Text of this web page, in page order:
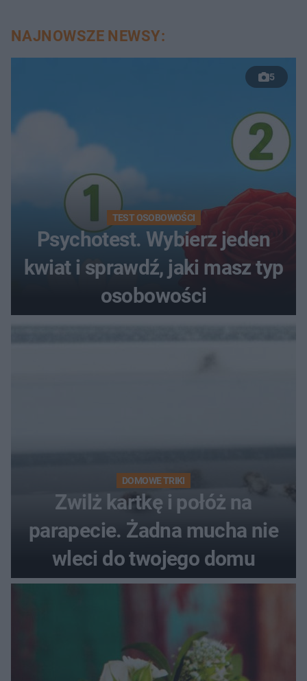
NAJNOWSZE NEWSY:
5
TEST OSOBOWOŚCI
Psychotest. Wybierz jeden
kwiat i sprawdź, jaki masz typ
osobowości
DOMOWE TRIKI
Zwilż kartkę i połóż na
parapecie. Żadna mucha nie
wleci do twojego domu